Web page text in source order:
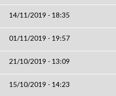
14/11/2019 - 18:35
01/11/2019 - 19:57
21/10/2019 - 13:09
15/10/2019 - 14:23